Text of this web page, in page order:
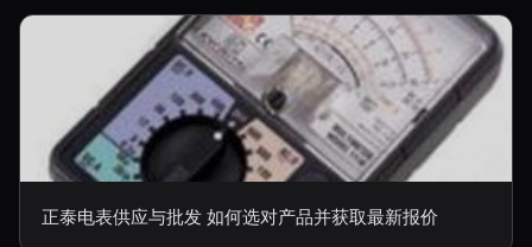
正泰电表供应与批发 如何选对产品并获取最新报价